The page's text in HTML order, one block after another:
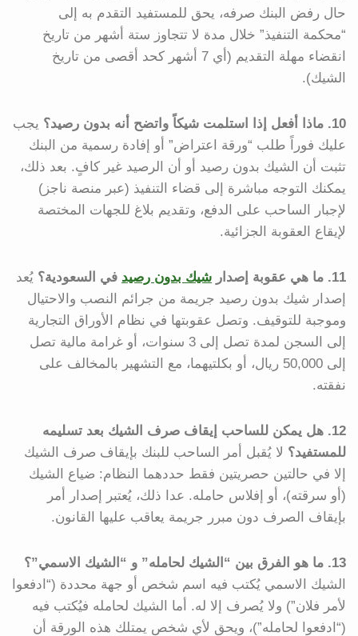
حال رفض البنك صرفه، يحق للمستفيد التقدم به إلى
“محكمة التنفيذ” خلال مدة لا تتجاوز ستة أشهر من تاريخ
انقضاء مهلة التقديم (أي 7 أشهر كحد أقصى من تاريخ
الشيك).
10. ماذا أفعل إذا استلمت شيكاً واتضح أنه بدون رصيد؟
يجب
عليك فوراً طلب “ورقة اعتراض” أو إفادة رسمية من البنك
تثبت أن الشيك بدون رصيد أو أن الرصيد غير كافٍ. بعد ذلك،
يمكنك التوجه مباشرة إلى قضاء التنفيذ (عبر منصة ناجز)
لإجبار الساحب على الدفع، وتقديم بلاغ للجهات المختصة
لإيقاع العقوبة الجزائية.
11. ما هي عقوبة إصدار شيك بدون رصيد في السعودية؟ يُعد
إصدار شيك بدون رصيد جريمة من جرائم النصب والاحتيال
وموجبة للتوقيف. وتصل عقوبتها في نظام الأوراق التجارية
إلى السجن لمدة تصل إلى 3 سنوات، أو غرامة مالية تصل
إلى 50,000 ريال، أو بكلتيهما، مع التشهير بالمخالف على
نفقته.
12. هل يمكن للساحب إيقاف صرف الشيك بعد تسليمه
للمستفيد؟ لا يُقبل أمر الساحب للبنك بإيقاف صرف الشيك
إلا في حالتين حصريتين فقط حددهما النظام: ضياع الشيك
(أو سرقته)، أو إفلاس حامله. عدا ذلك، يُعتبر إصدار أمر
بإيقاف الصرف دون مبرر جريمة يعاقب عليها القانون.
13. ما هو الفرق بين “الشيك لحامله” و “الشيك الاسمي”؟
الشيك الاسمي يُكتب فيه اسم شخص أو جهة محددة (“ادفعوا
لأمر فلان”) ولا يُصرف إلا له. أما الشيك لحامله فيُكتب فيه
(“ادفعوا لحامله”)، ويحق لأي شخص يمتلك هذه الورقة أن